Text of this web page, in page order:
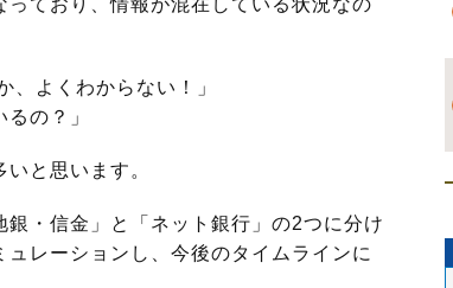
ており、情報が混在している状況なの
、よくわからない！」
の？」
と思います。
・信金」と「ネット銀行」の2つに分け
レーションし、今後のタイムラインに